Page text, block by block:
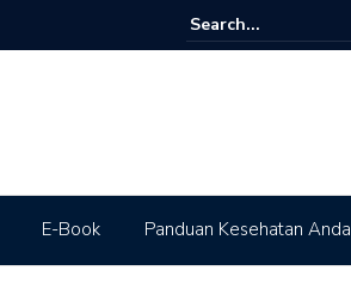
E-Book Panduan Kesehatan Anda